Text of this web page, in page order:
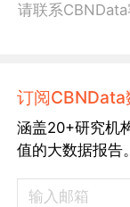
请联系
订阅CBNData
涵盖20+研究机
值的大数据报告。